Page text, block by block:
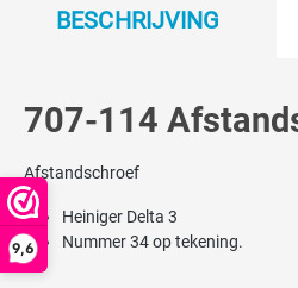
9,6
BESCHRIJVING
707-114
Afstandschroef
Heiniger Delta 3
Nummer 34 op tekening.